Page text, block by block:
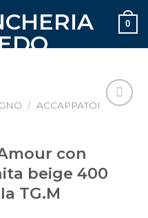
0
/ ACCAPPATOI
con
beige 400
TG.M